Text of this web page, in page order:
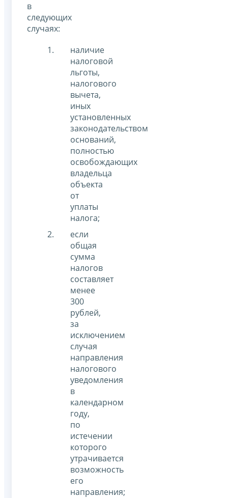
в
следующих
случаях:
наличие
налоговой
льготы,
налогового
вычета,
иных
установленных
законодательством
оснований,
полностью
освобождающих
владельца
объекта
от
уплаты
налога;
если
общая
сумма
налогов
составляет
менее
300
рублей,
за
исключением
случая
направления
налогового
уведомления
в
календарном
году,
по
истечении
которого
утрачивается
возможность
его
направления;